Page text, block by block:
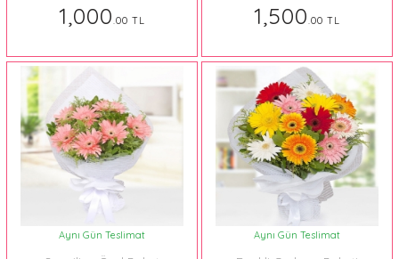
1,000.00 TL 1,500.00 TL
Aynı Gün Teslimat Aynı Gün Teslimat